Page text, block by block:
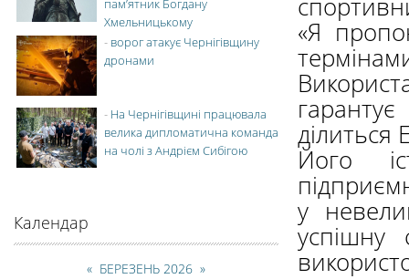
«Я
ділиться
Його
у
пам’ятник Богдану
Хмельницькому
- ворог атакує Чернігівщину
дронами
- На Чернігівщині працювала
велика дипломатична команда
на чолі з Андрієм Сибігою
Календар
« БЕРЕЗЕНЬ 2026 »